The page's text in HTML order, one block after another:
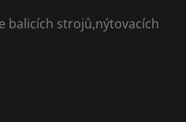
balicích strojů,nýtovacích